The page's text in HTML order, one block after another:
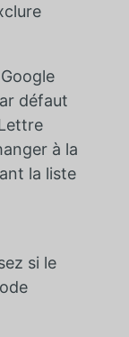
défaut
à la
la liste
si le